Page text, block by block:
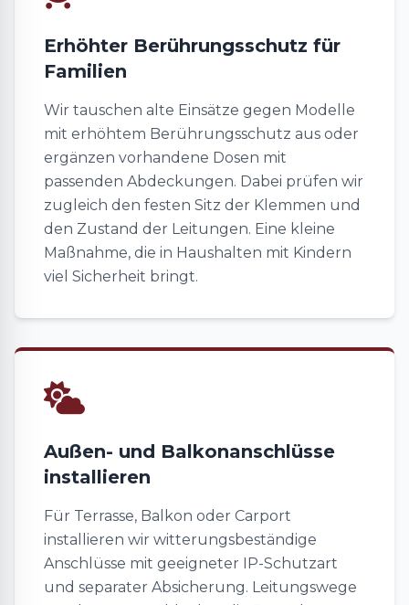
Erhöhter Berührungsschutz für
Familien
Wir tauschen alte Einsätze gegen Modelle
mit erhöhtem Berührungsschutz aus oder
ergänzen vorhandene Dosen mit
passenden Abdeckungen. Dabei prüfen wir
zugleich den festen Sitz der Klemmen und
den Zustand der Leitungen. Eine kleine
Maßnahme, die in Haushalten mit Kindern
viel Sicherheit bringt.
Außen- und Balkonanschlüsse
installieren
Für Terrasse, Balkon oder Carport
installieren wir witterungsbeständige
Anschlüsse mit geeigneter IP-Schutzart
und separater Absicherung. Leitungswege